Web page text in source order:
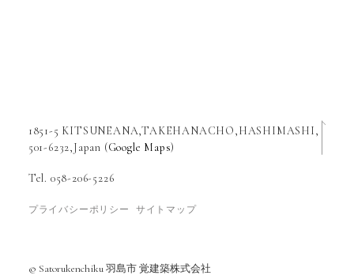
1851-5 KITSUNEANA,TAKEHANACHO,HASHIMASHI,
501-6232,Japan (Google Maps)
Tel. 058-206-5226
プライバシーポリシー サイトマップ
© Satorukenchiku 羽島市 覚建築株式会社